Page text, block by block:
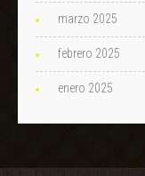
marzo 2025
febrero 2025
enero 2025